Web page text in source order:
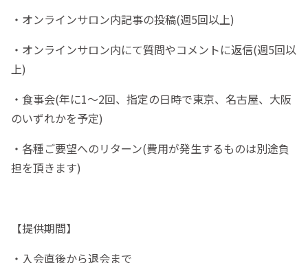
・オンラインサロン内記事の投稿(週5回以上)
・オンラインサロン内にて質問やコメントに返信(週5回以
上)
・食事会(年に1〜2回、指定の日時で東京、名古屋、大阪
のいずれかを予定)
・各種ご要望へのリターン(費用が発生するものは別途負
担を頂きます)
【提供期間】
・入会直後から退会まで